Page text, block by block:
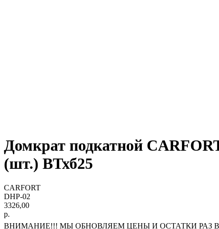
Домкрат подкатной
(шт.) ВТхб25
CARFORT
DHP-02
3326,00
р.
ВНИМАНИЕ!!! МЫ ОБНОВЛЯЕМ ЦЕНЫ И ОСТАТКИ РАЗ